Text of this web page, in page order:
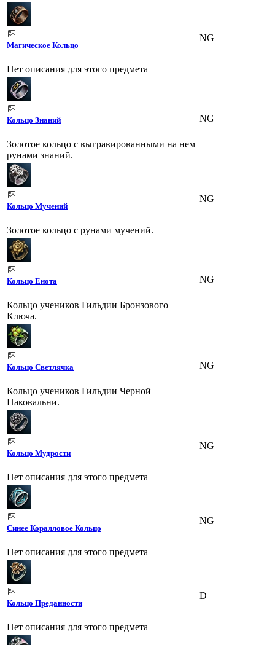
Магическое Кольцо
Нет описания для этого предмета
NG
Кольцо Знаний
Золотое кольцо с выгравированными на нем
рунами знаний.
NG
Кольцо Мучений
Золотое кольцо с рунами мучений.
NG
Кольцо Енота
Кольцо учеников Гильдии Бронзового
Ключа.
NG
Кольцо Светлячка
Кольцо учеников Гильдии Черной
Наковальни.
NG
Кольцо Мудрости
Нет описания для этого предмета
NG
Синее Коралловое Кольцо
Нет описания для этого предмета
NG
Кольцо Преданности
Нет описания для этого предмета
D